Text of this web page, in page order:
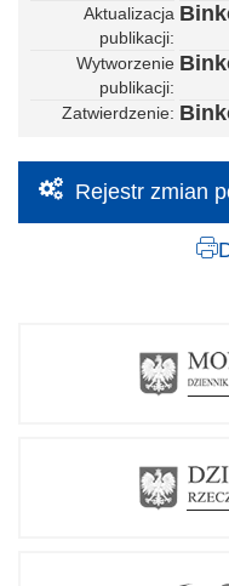
Aktualizacja
publikacji
Wytworzenie
publikacji
Zatwierdzenie
Rejestr zmian